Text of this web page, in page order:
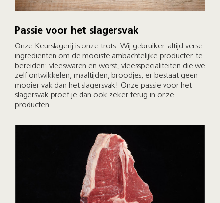
Passie voor het slagersvak
Onze Keurslagerij is onze trots. Wij gebruiken altijd verse
ingrediënten om de mooiste ambachtelijke producten te
bereiden: vleeswaren en worst, vleesspecialiteiten die we
zelf ontwikkelen, maaltijden, broodjes, er bestaat geen
mooier vak dan het slagersvak! Onze passie voor het
slagersvak proef je dan ook zeker terug in onze
producten.